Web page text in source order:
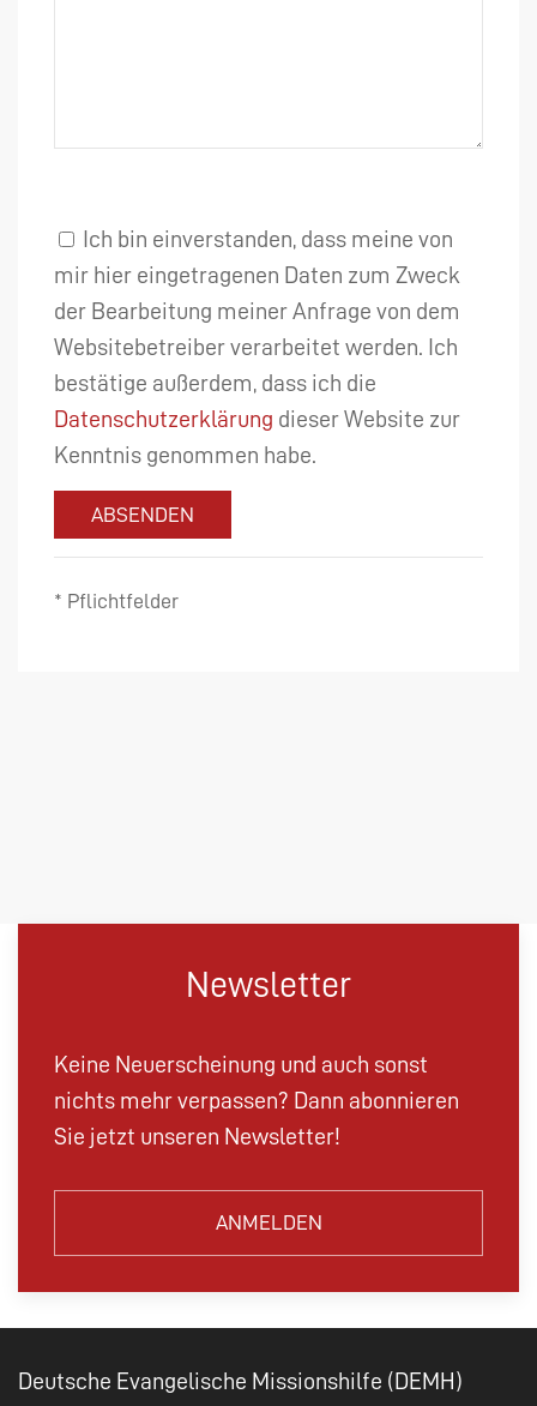
Ich bin einverstanden, dass meine von
mir hier eingetragenen Daten zum Zweck
der Bearbeitung meiner Anfrage von dem
Websitebetreiber verarbeitet werden. Ich
bestätige außerdem, dass ich die
Datenschutzerklärung dieser Website zur
Kenntnis genommen habe.
ABSENDEN
* Pflichtfelder
Newsletter
Keine Neuerscheinung und auch sonst
nichts mehr verpassen? Dann abonnieren
Sie jetzt unseren Newsletter!
ANMELDEN
Deutsche Evangelische Missionshilfe (DEMH)